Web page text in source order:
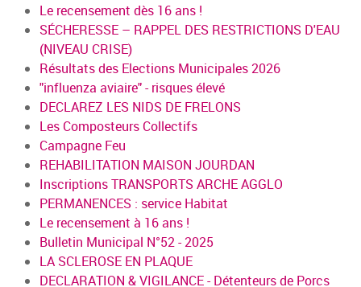
Le recensement dès 16 ans !
SÉCHERESSE – RAPPEL DES RESTRICTIONS D'EAU
(NIVEAU CRISE)
Résultats des Elections Municipales 2026
"influenza aviaire" - risques élevé
DECLAREZ LES NIDS DE FRELONS
Les Composteurs Collectifs
Campagne Feu
REHABILITATION MAISON JOURDAN
Inscriptions TRANSPORTS ARCHE AGGLO
PERMANENCES : service Habitat
Le recensement à 16 ans !
Bulletin Municipal N°52 - 2025
LA SCLEROSE EN PLAQUE
DECLARATION & VIGILANCE - Détenteurs de Porcs